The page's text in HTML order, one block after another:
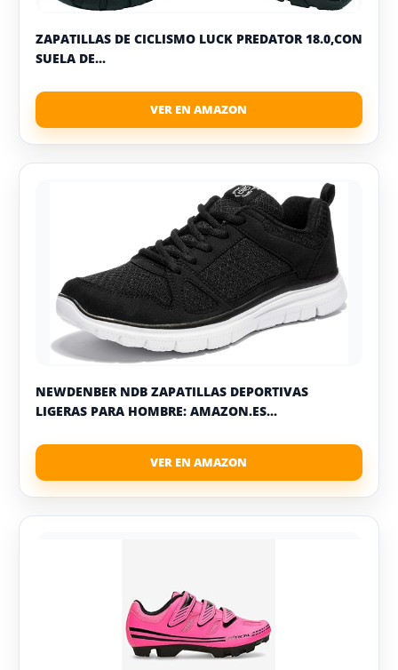
ZAPATILLAS DE CICLISMO LUCK PREDATOR 18.0,CON
SUELA DE...
NEWDENBER NDB ZAPATILLAS DEPORTIVAS
LIGERAS PARA HOMBRE: AMAZON.ES...